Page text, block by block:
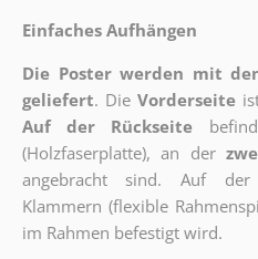
Einfaches Aufhängen
Die Poster werden mit
geliefert. Die Vorderseite
Auf der Rückseite
(Holzfaserplatte), an der
angebracht sind.
Auf der
Klammern (flexible
im Rahmen befestigt wird.